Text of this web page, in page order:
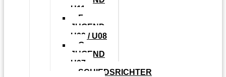
U11
F-
JUGEND
U09 / U08
G-
JUGEND
U07
SCHIEDSRICHTER